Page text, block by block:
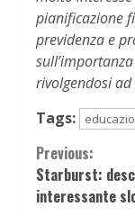
pianificazione
previdenza e
rivolgendosi ad
Tags:
Continue
Reading
Previous:
Starburst:
interessante